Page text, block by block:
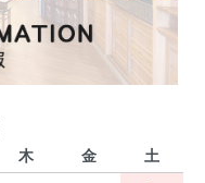
木 金
土